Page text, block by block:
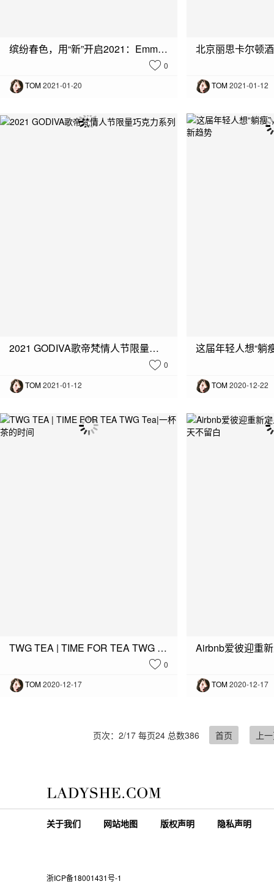
缤纷春色，用“新”开启2021：Emma Bridgewater 2021春夏新品上线
0
TOM2021-01-20 TOM2021-01-12
2021 GODIVA歌帝梵情人节限量巧克力系列
0
TOM2021-01-12 TOM2020-12-22
TWG TEA | TIME FOR TEA TWG Tea|一杯茶的时间
0
TOM2020-12-17 TOM2020-12-17
页次：2/17 每页24 总数386 首页 上
关于我们 网站地图 版权声明 隐私声明
浙ICP备18001431号-1